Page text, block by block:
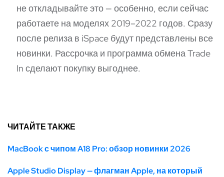
не откладывайте это — особенно, если сейчас
работаете на моделях 2019–2022 годов. Сразу
после релиза в iSpace будут представлены все
новинки. Рассрочка и программа обменаTrade
In сделают покупку выгоднее.
ЧИТАЙТЕ ТАКЖЕ
MacBook с чипом A18 Pro: обзор новинки 2026
Apple Studio Display — флагман Apple, на который